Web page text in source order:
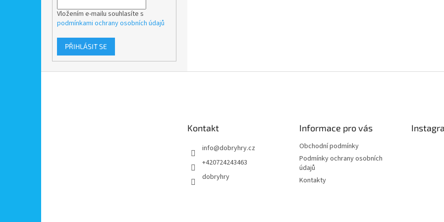
Vložením e-mailu souhlasíte s
podmínkami ochrany osobních údajů
PŘIHLÁSIT SE
Kontakt
info@dobryhry.cz
+420724243463
dobryhry
Informace pro vás
Obchodní podmínky
Podmínky ochrany osobních
údajů
Kontakty